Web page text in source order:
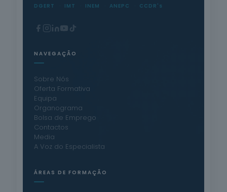
DGERT IMT INEM ANEPC CCDR's
NAVEGAÇÃO
Sobre Nós
Oferta Formativa
Equipa
Organograma
Bolsa de Emprego
Contactos
Media
A Voz do Especialista
ÁREAS DE FORMAÇÃO